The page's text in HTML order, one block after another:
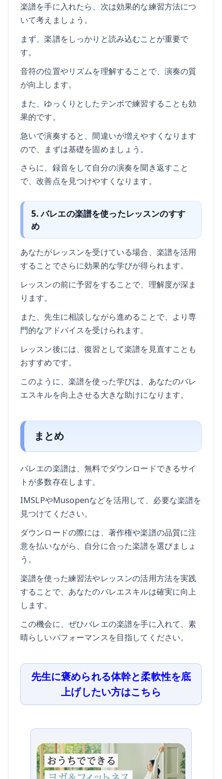
楽譜を手に入れたら、次は効果的な練習方法につ
いて考えましょう。
まず、楽譜をしっかりと読み込むことが重要で
す。
音符の位置やリズムを理解することで、演奏の質
が向上します。
また、ゆっくりとしたテンポで練習することも効
果的です。
急いで演奏すると、間違いが増えやすくなります
ので、まずは基礎を固めましょう。
さらに、録音をして自分の演奏を聞き返すこと
で、改善点を見つけやすくなります。
5. バレエの楽譜を使ったレッスンのすす
め
あなたがレッスンを受けている場合、楽譜を活用
することでさらに効果的な学びが得られます。
レッスンの前に予習をすることで、理解度が深ま
ります。
また、先生に相談しながら進めることで、より専
門的なアドバイスを受けられます。
レッスン後には、復習として楽譜を見直すことも
おすすめです。
このように、楽譜を使った学びは、あなたのバレ
エスキルを向上させる大きな助けになります。
まとめ
バレエの楽譜は、無料でダウンロードできるサイ
トが多数存在します。
IMSLPやMusopenなどを活用して、必要な楽譜を
見つけてください。
ダウンロードの際には、著作権や楽譜の品質に注
意を払いながら、自分に合った楽譜を選びましょ
う。
楽譜を使った練習法やレッスンの活用方法を実践
することで、あなたのバレエスキルは確実に向上
します。
この機会に、ぜひバレエの楽譜を手に入れて、素
晴らしいパフォーマンスを目指してください。
先生に褒められる体幹と柔軟性を底
上げしたい方はこちら